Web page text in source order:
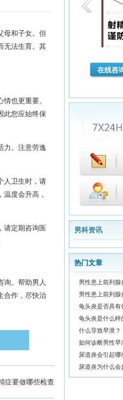
母和子女。但
无法生育。其
也更重要。
此您应始终保
力。注意劳逸
人卫生时，请
度会升高，
请定期咨询医
询。帮助男人
合作，尽快治
症要做哪些检查
在线咨
男科资讯
热门文章
·男性患上前列
·男性患上前列
·龟头炎是否具有
·龟头炎是什么样
·什么导致早泄？
·如何诊断男性早
·尿道炎会引起哪
·尿道炎为什么会